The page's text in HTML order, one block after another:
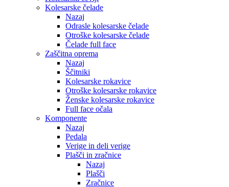
Kolesarske čelade
Nazaj
Odrasle kolesarske čelade
Otroške kolesarske čelade
Čelade full face
Zaščitna oprema
Nazaj
Ščitniki
Kolesarske rokavice
Otroške kolesarske rokavice
Ženske kolesarske rokavice
Full face očala
Komponente
Nazaj
Pedala
Verige in deli verige
Plašči in zračnice
Nazaj
Plašči
Zračnice